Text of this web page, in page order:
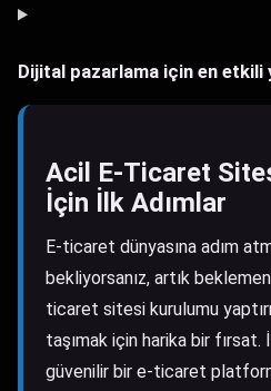
Dijital pazarlama için en
Acil E-Ticaret
İçin İlk Adımlar
E-ticaret dünyasına adım
bekliyorsanız, artık
ticaret sitesi kurulumu
taşımak için harika bir fırsat.
güvenilir bir e-ticaret